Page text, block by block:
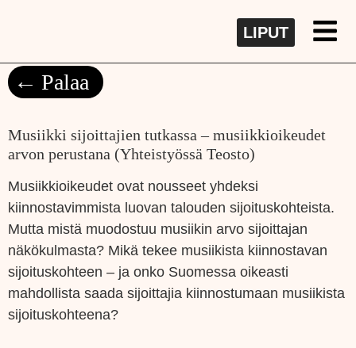
LIPUT
Palaa
Musiikki sijoittajien tutkassa – musiikkioikeudet
arvon perustana (Yhteistyössä Teosto)
Musiikkioikeudet ovat nousseet yhdeksi
kiinnostavimmista luovan talouden sijoituskohteista.
Mutta mistä muodostuu musiikin arvo sijoittajan
näkökulmasta? Mikä tekee musiikista kiinnostavan
sijoituskohteen – ja onko Suomessa oikeasti
mahdollista saada sijoittajia kiinnostumaan musiikista
sijoituskohteena?